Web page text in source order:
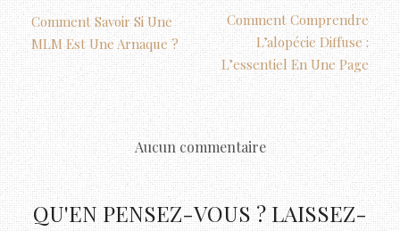
Comment Savoir Si Une
MLM Est Une Arnaque ?
Comment Comprendre
L’alopécie Diffuse :
L’essentiel En Une Page
Aucun commentaire
QU'EN PENSEZ-VOUS ? LAISSEZ-